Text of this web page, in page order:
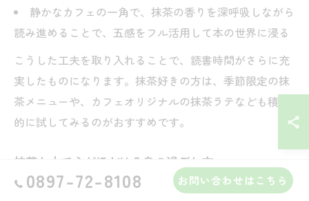
静かなカフェの一角で、抹茶の香りを深呼吸しながら
読み進めることで、五感をフル活用して本の世界に浸る
こうした工夫を取り入れることで、読書時間がさらに充
実したものになります。抹茶好きの方は、季節限定の抹
茶メニューや、カフェオリジナルの抹茶ラテなども積極
的に試してみるのがおすすめです。
抹茶と本で心がほどける島の過ごし方
上島町やゆめしま海道のカフェでは、日常を忘れて心が
0897-72-8108 お問い合わせはこちら